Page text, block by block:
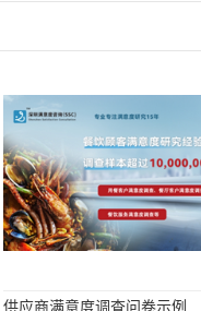
供应商满意度调查问卷示例